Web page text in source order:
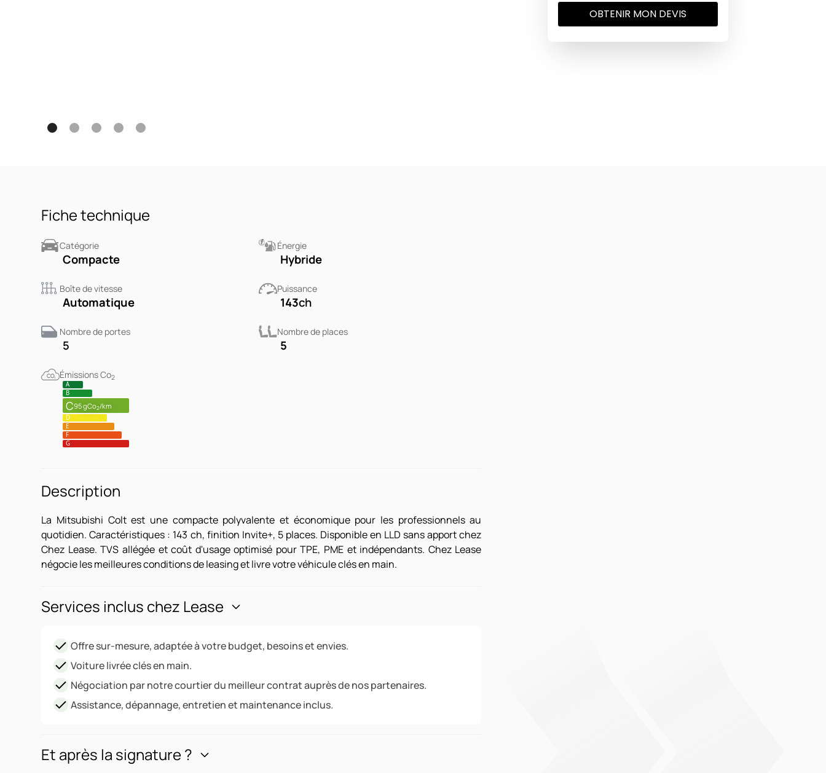
Fiche technique
Catégorie
Compacte
Énergie
Hybride
Boîte de vitesse
Automatique
Puissance
143ch
Nombre de portes
5
Nombre de places
5
Émissions Co2
A
B
C95 gCo2/km
D
E
F
G
Description
La Mitsubishi Colt est une compacte polyvalente et économique pour les professionnels au
quotidien. Caractéristiques : 143 ch, finition Invite+, 5 places. Disponible en LLD sans apport chez
Chez Lease. TVS allégée et coût d'usage optimisé pour TPE, PME et indépendants. Chez Lease
négocie les meilleures conditions de leasing et livre votre véhicule clés en main.
Services inclus chez Lease
Offre sur-mesure, adaptée à votre budget, besoins et envies.
Voiture livrée clés en main.
Négociation par notre courtier du meilleur contrat auprès de nos partenaires.
Assistance, dépannage, entretien et maintenance inclus.
Et après la signature ?
OBTENIR MON DEVIS